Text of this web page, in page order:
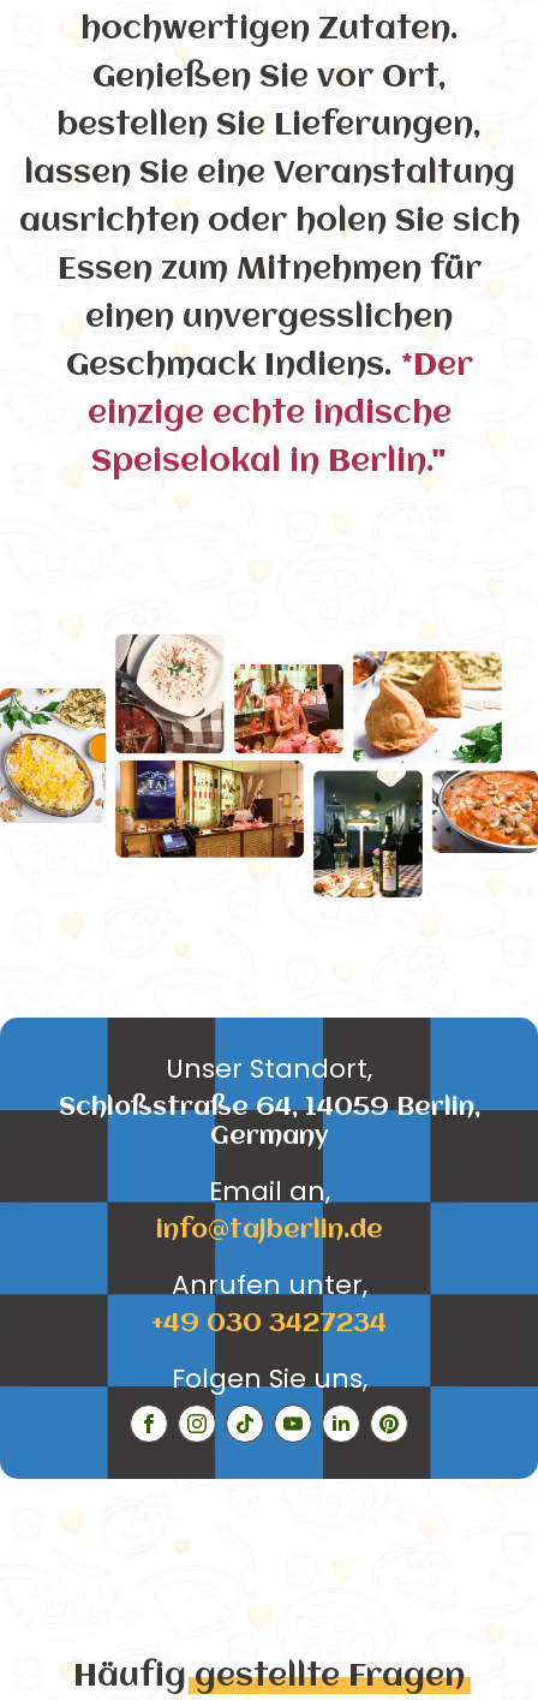
hochwertigen Zutaten.
Genießen Sie vor Ort,
bestellen Sie Lieferungen,
lassen Sie eine Veranstaltung
ausrichten oder holen Sie sich
Essen zum Mitnehmen für
einen unvergesslichen
Geschmack Indiens. *Der
einzige echte indische
Speiselokal in Berlin."
Unser Standort,
Schloßstraße 64, 14059 Berlin,
Germany
Email an,
info@tajberlin.de
Anrufen unter,
+49 030 3427234
Folgen Sie uns,
Häufiggestellte Fragen